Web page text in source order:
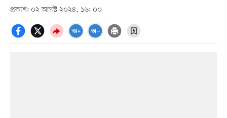
প্রকাশ: ০২ আগস্ট ২০২৪, ১৬: ০০